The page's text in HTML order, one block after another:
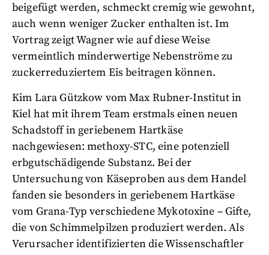
beigefügt werden, schmeckt cremig wie gewohnt,
auch wenn weniger Zucker enthalten ist. Im
Vortrag zeigt Wagner wie auf diese Weise
vermeintlich minderwertige Nebenströme zu
zuckerreduziertem Eis beitragen können.
Kim Lara Gützkow vom Max Rubner-Institut in
Kiel hat mit ihrem Team erstmals einen neuen
Schadstoff in geriebenem Hartkäse
nachgewiesen: methoxy-STC, eine potenziell
erbgutschädigende Substanz. Bei der
Untersuchung von Käseproben aus dem Handel
fanden sie besonders in geriebenem Hartkäse
vom Grana-Typ verschiedene Mykotoxine – Gifte,
die von Schimmelpilzen produziert werden. Als
Verursacher identifizierten die Wissenschaftler